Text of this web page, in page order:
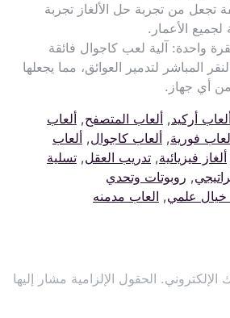
تجعل من تجربة حل الألغاز تجربة
الأعمار.
واحدة: آلية لعب كاجوال فائقة
المباشر لتدمير العوائق، مما يجعلها
أي جهاز.
ألعاب أركيد, ألعاب المتصفح, ألعاب
فورية, ألعاب كاجوال, ألعاب
ألغاز فيزيائية, تدريب العقل, تسلية
, روبوتات وتحدي
خيال علمي, العاب مدمنه
الإلكتروني. الحقول الإلزامية مشار إليها